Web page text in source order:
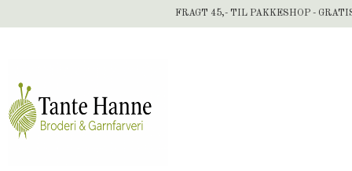
FRAGT 45,- TIL PAKKESHOP -